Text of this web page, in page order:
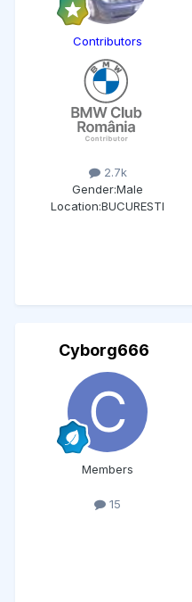
Contributors
2.7k
Gender:Male
Location:BUCURESTI
Cyborg666
Members
15